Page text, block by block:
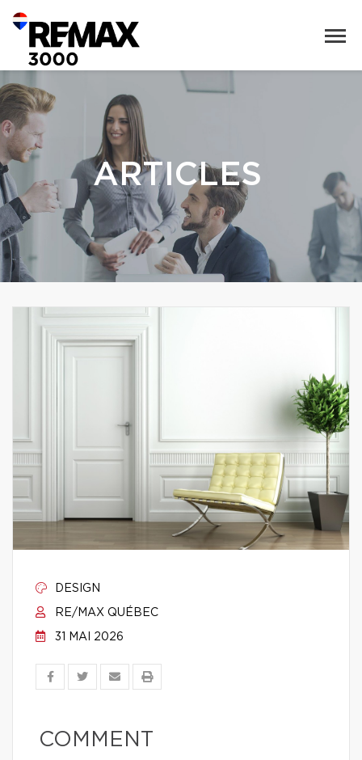
ARTICLES
DESIGN
RE/MAX QUÉBEC
31 MAI 2026
COMMENT